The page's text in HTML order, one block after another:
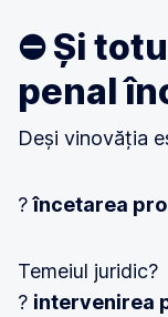
⛔ Și
penal
Deși vinovăția
?încetarea
Temeiul juridic?
? intervenirea